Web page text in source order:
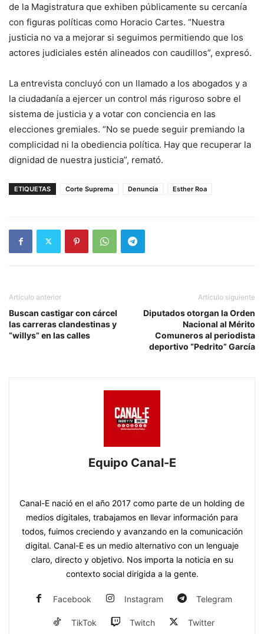
de la Magistratura que exhiben públicamente su cercanía
con figuras políticas como Horacio Cartes. “Nuestra
justicia no va a mejorar si seguimos permitiendo que los
actores judiciales estén alineados con caudillos”, expresó.
La entrevista concluyó con un llamado a los abogados y a
la ciudadanía a ejercer un control más riguroso sobre el
sistema de justicia y a votar con conciencia en las
elecciones gremiales. “No se puede seguir premiando la
complicidad ni la obediencia política. Hay que recuperar la
dignidad de nuestra justicia”, remató.
ETIQUETAS Corte Suprema Denuncia Esther Roa
Artículo anterior
Buscan castigar con cárcel
las carreras clandestinas y
“willys” en las calles
Artículo siguiente
Diputados otorgan la Orden
Nacional al Mérito
Comuneros al periodista
deportivo “Pedrito” García
Equipo Canal-E
Canal-E nació en el año 2017 como parte de un holding de
medios digitales, trabajamos en llevar información para
todos, fuimos creciendo y avanzando en la comunicación
digital. Canal-E es un medio alternativo con un lenguaje
claro, directo y objetivo. Nos importa la noticia en su
contexto social dirigida a la gente.
Facebook Instagram Telegram
TikTok Twitch Twitter